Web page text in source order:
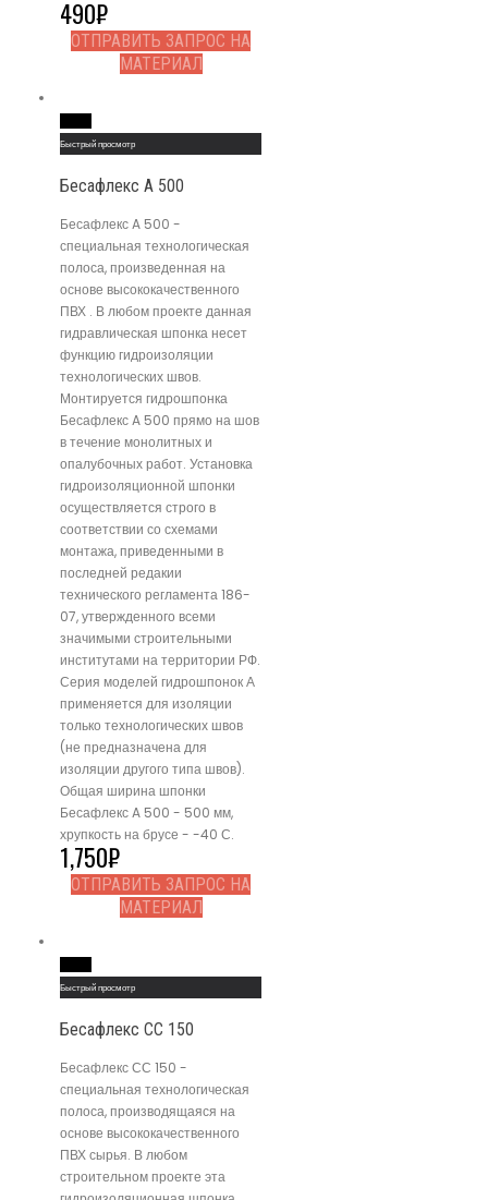
490₽
ОТПРАВИТЬ ЗАПРОС НА
МАТЕРИАЛ
Быстрый просмотр
Бесафлекс A 500
Бесафлекс A 500 -
специальная технологическая
полоса, произведенная на
основе высококачественного
ПВХ . В любом проекте данная
гидравлическая шпонка несет
функцию гидроизоляции
технологических швов.
Монтируется гидрошпонка
Бесафлекс A 500 прямо на шов
в течение монолитных и
опалубочных работ. Установка
гидроизоляционной шпонки
осуществляется строго в
соответствии со схемами
монтажа, приведенными в
последней редакии
технического регламента 186-
07, утвержденного всеми
значимыми строительными
институтами на территории РФ.
Серия моделей гидрошпонок А
применяется для изоляции
только технологических швов
(не предназначена для
изоляции другого типа швов).
Общая ширина шпонки
Бесафлекс A 500 - 500 мм,
хрупкость на брусе - -40 С.
1,750₽
ОТПРАВИТЬ ЗАПРОС НА
МАТЕРИАЛ
Быстрый просмотр
Бесафлекс СС 150
Бесафлекс СС 150 -
специальная технологическая
полоса, производящаяся на
основе высококачественного
ПВХ сырья. В любом
строительном проекте эта